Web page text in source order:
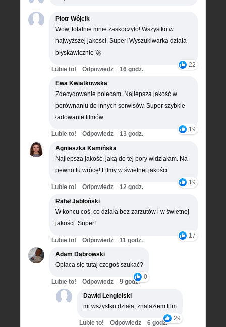
Piotr Wójcik
Wow, totalnie mnie zaskoczyło! Wszystko w
najwyższej jakości. Super! Wyszukiwarka działa
błyskawicznie 🚀
22
Lubie to! Odpowiedz
16 godz.
Ewa Kwiatkowska
Zdecydowanie polecam. Najlepsza jakość w
porównaniu do innych serwisów. Super szybkie
ładowanie filmów
19
Lubie to! Odpowiedz
13 godz.
Agnieszka Kamińska
Najlepsza jakość, jaką do tej pory widziałam. Na
pewno tu wrócę! Filmy w świetnej jakości
19
Lubie to! Odpowiedz
12 godz.
Rafał Jabłoński
W końcu coś, co działa bez zarzutów i w świetnej
jakości. Super!
17
Lubie to! Odpowiedz
11 godz.
Adam Dąbrowski
Opłaca się tutaj czegoś szukać?
0
Lubie to! Odpowiedz
9 godz.
Dawid Lengielski
mi wszystko działa, znalazłem film
29
Lubie to! Odpowiedz
6 godz.